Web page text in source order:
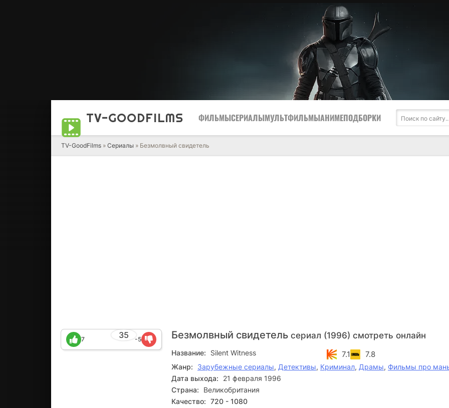
TV-GOODFILMS ФИЛЬМЫСЕРИАЛЫМУЛЬТФИЛЬМЫАНИМЕПОДБОРКИ
TV-GoodFilms » Сериалы » Безмолвный свидетель
Безмолвный свидетель сериал (1996) смотреть онлайн
35
7 -5
Название: Silent Witness 7.1 7.8
Жанр: Зарубежные сериалы, Детективы, Криминал, Драмы, Фильмы про
Дата выхода:
21 февраля 1996
Страна:
Великобритания
Качество: 720 - 1080